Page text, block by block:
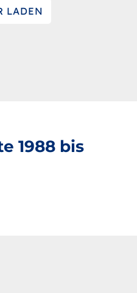
LADEN
1988 bis